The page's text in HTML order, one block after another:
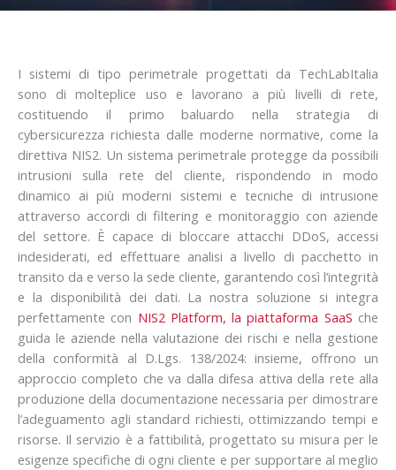
I sistemi di tipo perimetrale progettati da TechLabItalia
sono di molteplice uso e lavorano a più livelli di rete,
costituendo il primo baluardo nella strategia di
cybersicurezza richiesta dalle moderne normative, come la
direttiva NIS2. Un sistema perimetrale protegge da possibili
intrusioni sulla rete del cliente, rispondendo in modo
dinamico ai più moderni sistemi e tecniche di intrusione
attraverso accordi di filtering e monitoraggio con aziende
del settore. È capace di bloccare attacchi DDoS, accessi
indesiderati, ed effettuare analisi a livello di pacchetto in
transito da e verso la sede cliente, garantendo così l’integrità
e la disponibilità dei dati. La nostra soluzione si integra
perfettamente con NIS2 Platform, la piattaforma SaaS che
guida le aziende nella valutazione dei rischi e nella gestione
della conformità al D.Lgs. 138/2024: insieme, offrono un
approccio completo che va dalla difesa attiva della rete alla
produzione della documentazione necessaria per dimostrare
l’adeguamento agli standard richiesti, ottimizzando tempi e
risorse. Il servizio è a fattibilità, progettato su misura per le
esigenze specifiche di ogni cliente e per supportare al meglio